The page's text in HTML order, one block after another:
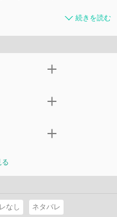
続きを読む
いう「無限列車」--その
獄だったが--。
んでいた煉獄との合流を
之助--多くの乗客を乗せ
としていた。
世界。魘夢の狙いは、眠
に潜り込み、「精神の
覚めることができるの
る
なし ネタバレ